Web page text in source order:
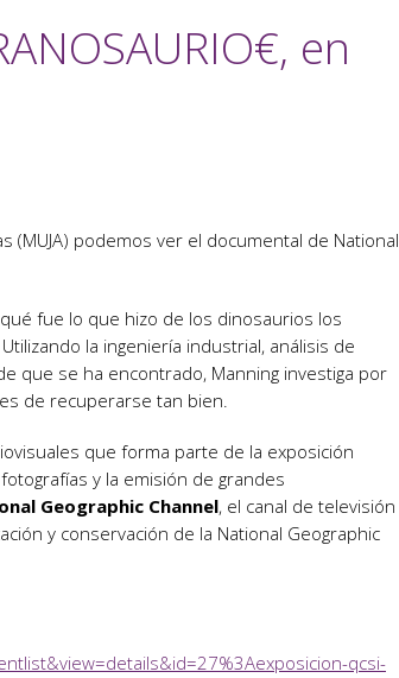
en
podemos ver el documental de National
fue lo que hizo de los dinosaurios los
Utilizando la ingeniería industrial, análisis de
que se ha encontrado, Manning investiga por
de recuperarse tan bien.
que forma parte de la exposición
y la emisión de grandes
Geographic Channel, el canal de televisión
y conservación de la National Geographic
qcsi-